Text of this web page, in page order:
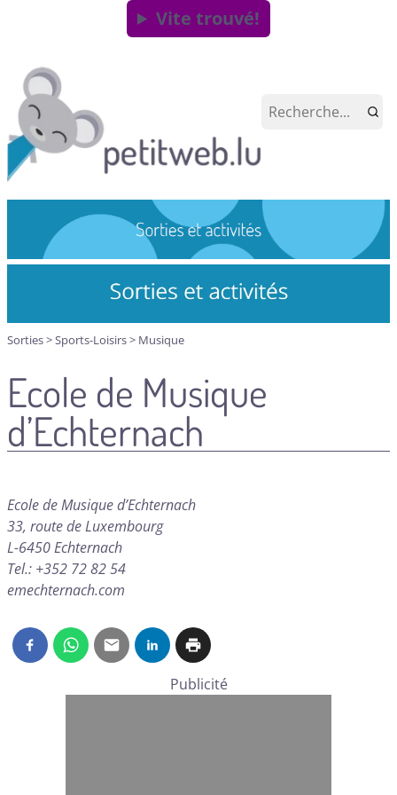
Vite trouvé!
Sorties>Sports-Loisirs> Musique
Ecole de Musique
d’Echternach
Ecole de Musique d’Echternach
33, route de Luxembourg
L-6450 Echternach
Tel.: +352 72 82 54
emechternach.com
Publicité